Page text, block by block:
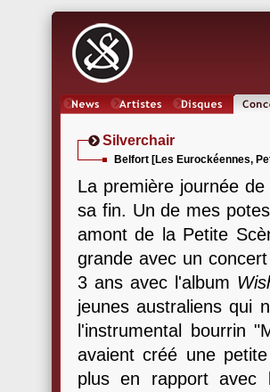
Silverchair
Belfort [Les Eurockéennes,
La première journée
sa fin. Un de mes
amont de la Petite
grande avec un
3 ans avec l'album
jeunes australiens qui
l'instrumental bourrin
avaient créé une
plus en rapport avec